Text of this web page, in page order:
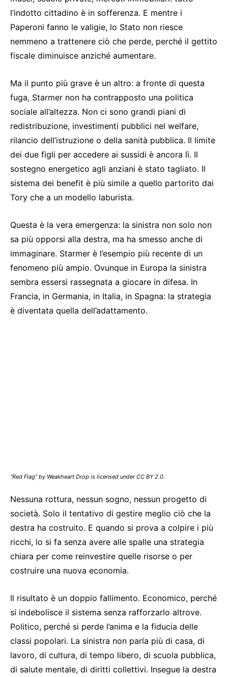
l’indotto cittadino è in sofferenza. E mentre i
Paperoni fanno le valigie, lo Stato non riesce
nemmeno a trattenere ciò che perde, perché il gettito
fiscale diminuisce anziché aumentare.
Ma il punto più grave è un altro: a fronte di questa
fuga, Starmer non ha contrapposto una politica
sociale all’altezza. Non ci sono grandi piani di
redistribuzione, investimenti pubblici nel welfare,
rilancio dell’istruzione o della sanità pubblica. Il limite
dei due figli per accedere ai sussidi è ancora lì. Il
sostegno energetico agli anziani è stato tagliato. Il
sistema dei benefit è più simile a quello partorito dai
Tory che a un modello laburista.
Questa è la vera emergenza: la sinistra non solo non
sa più opporsi alla destra, ma ha smesso anche di
immaginare. Starmer è l’esempio più recente di un
fenomeno più ampio. Ovunque in Europa la sinistra
sembra essersi rassegnata a giocare in difesa. In
Francia, in Germania, in Italia, in Spagna: la strategia
è diventata quella dell’adattamento.
“Red Flag” by Weakheart Drop is licensed under CC BY 2.0.
Nessuna rottura, nessun sogno, nessun progetto di
società. Solo il tentativo di gestire meglio ciò che la
destra ha costruito. E quando si prova a colpire i più
ricchi, lo si fa senza avere alle spalle una strategia
chiara per come reinvestire quelle risorse o per
costruire una nuova economia.
Il risultato è un doppio fallimento. Economico, perché
si indebolisce il sistema senza rafforzarlo altrove.
Politico, perché si perde l’anima e la fiducia delle
classi popolari. La sinistra non parla più di casa, di
lavoro, di cultura, di tempo libero, di scuola pubblica,
di salute mentale, di diritti collettivi. Insegue la destra